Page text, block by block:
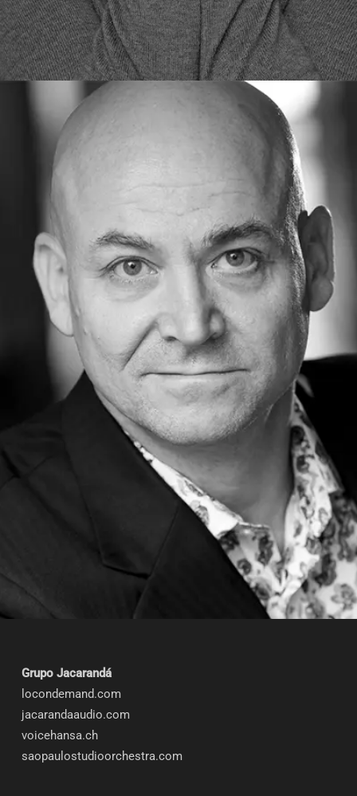
Grupo Jacarandá
locondemand.com
jacarandaaudio.com
voicehansa.ch
saopaulostudioorchestra.com